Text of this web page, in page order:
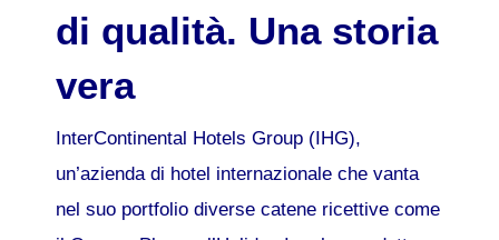
di qualità. Una storia
vera
InterContinental Hotels Group (IHG),
un’azienda di hotel internazionale che vanta
nel suo portfolio diverse catene ricettive come